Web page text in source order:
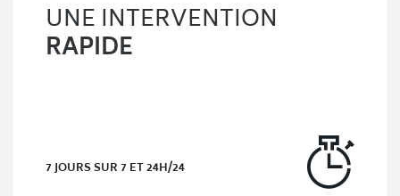
UNE INTERVENTION
RAPIDE
7 JOURS SUR 7 ET 24H/24